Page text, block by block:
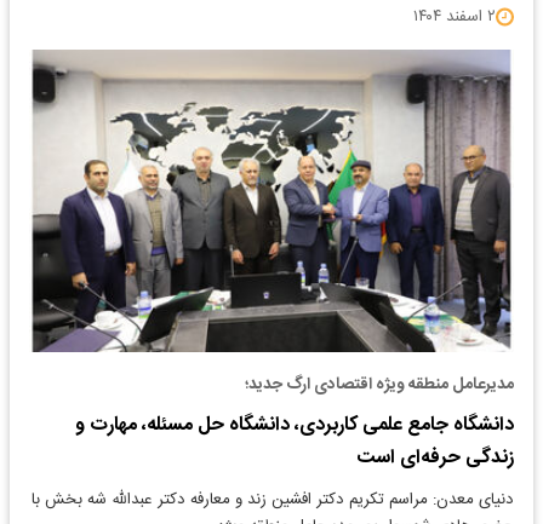
۲ اسفند ۱۴۰۴
مدیرعامل منطقه ویژه اقتصادی ارگ جدید؛
دانشگاه جامع علمی کاربردی، دانشگاه حل مسئله، مهارت و
زندگی حرفه‌ای است
دنیای معدن: مراسم تکریم دکتر افشین زند و معارفه دکتر عبدالله شه بخش با